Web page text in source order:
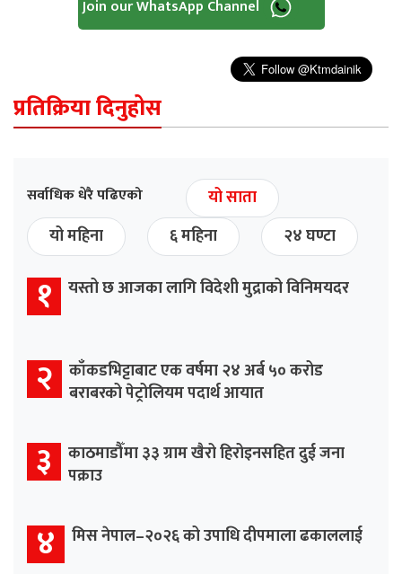
Join our WhatsApp Channel
प्रतिक्रिया दिनुहोस
सर्वाधिक धेरै पढिएको
यो साता
यो महिना
६ महिना २४ घण्टा
१ यस्तो छ आजका लागि विदेशी मुद्राको विनिमयदर
२
काँकडभिट्टाबाट एक वर्षमा २४ अर्ब ५० करोड
बराबरको पेट्रोलियम पदार्थ आयात
३
काठमाडौँमा ३३ ग्राम खैरो हिरोइनसहित दुई जना
पक्राउ
४ मिस नेपाल–२०२६ को उपाधि दीपमाला ढकाललाई